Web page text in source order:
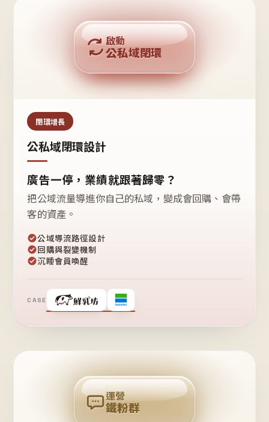
公域流量
私域鐵粉
回購複利
啟動
公私域閉環
閉環增長
公私域閉環設計
廣告一停，業績就跟著歸零？
把公域流量導進你自己的私域，變成會回購、會帶
客的資產。
公域導流路徑設計
回購與裂變機制
沉睡會員喚醒
CASE
❤
粉
回
購
運營
鐵粉群